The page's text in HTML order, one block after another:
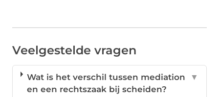
Veelgestelde vragen
Wat is het verschil tussen mediation
en een rechtszaak bij scheiden?
▼